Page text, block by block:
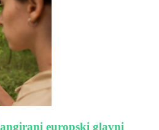
europski glavni